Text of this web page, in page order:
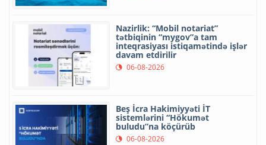
Nazirlik: “Mobil notariat”
tətbiqinin “mygov”a tam
inteqrasiyası istiqamətində işlər
davam etdirilir
06-08-2026
Beş İcra Hakimiyyəti İT
sistemlərini “Hökumət
buludu”na köçürüb
06-08-2026